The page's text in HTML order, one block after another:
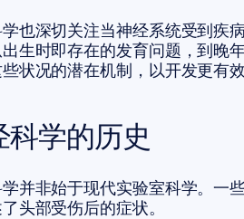
也深切关注当神经系统受到疾
生时即存在的发育问题，到晚
状况的潜在机制，以开发更有
科学的历史
并非始于现代实验室科学。一
头部受伤后的症状。